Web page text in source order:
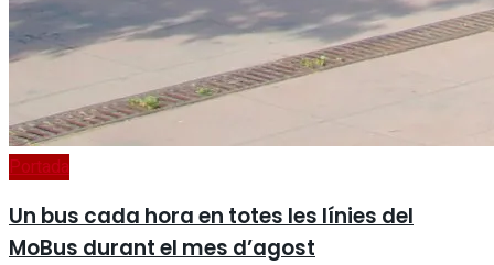
Portada
Un bus cada hora en totes les línies del
MoBus durant el mes d’agost